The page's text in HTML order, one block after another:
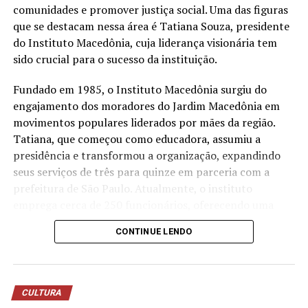
estação própria de tratamento de efluentes para tratar
a água utilizada nos processos operacionais e reutilizá-la
na lavagem de veículos, reduzindo o consumo de
recursos naturais.
“Quando falamos em sustentabilidade, precisamos falar
sobre ações práticas e resultados concretos. O reuso da
água mostra que é possível unir eficiência operacional,
preservação ambiental e responsabilidade com as
comunidades onde estamos inseridos. Nosso cuidado
também envolve os uniformes das oficinas, desde
2006, eles são enviados para uma lavanderia industrial
mecânica”, destaca Anderson Acassio Martins,
coordenador Administrativo da Savana.
comunidades e promover justiça social. Uma das figuras
que se destacam nessa área é Tatiana Souza, presidente
do Instituto Macedônia, cuja liderança visionária tem
sido crucial para o sucesso da instituição.
Fundado em 1985, o Instituto Macedônia surgiu do
engajamento dos moradores do Jardim Macedônia em
movimentos populares liderados por mães da região.
Tatiana, que começou como educadora, assumiu a
presidência e transformou a organização, expandindo
seus serviços de três para quinze em parceria com a
prefeitura de São Paulo. Atualmente, o instituto
ampla gama de serviços que atendem crianças,
mulheres, idosos e promovem o empreendedorismo e a
A liderança feminina no terceiro setor tem mostrado
resultados notáveis no Brasil. Segundo dados recentes,
CONTINUE LENDO
CULTURA